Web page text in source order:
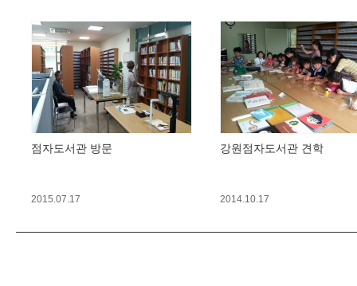
점자도서관 방문
2015.07.17
강원점자도서관 견학
2014.10.17